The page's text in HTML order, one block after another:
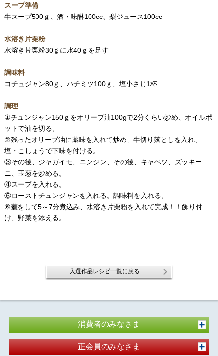
スープ準備
牛スープ500ｇ、酒・味醂100cc、梨ジュース100cc
水溶き片栗粉
水溶き片栗粉30ｇに水40ｇを足す
調味料
コチュジャン80ｇ、ハチミツ100ｇ、塩小さじ1杯
調理
①チュンジャン150ｇをオリーブ油100gで2分くらい炒め、オイルポ
ットで油を切る。
②残ったオリーブ油に薬味を入れて炒め、牛切り落としを入れ、
塩・こしょうで下味を付ける。
③その後、ジャガイモ、ニンジン、その後、キャベツ、ズッキー
ニ、玉葱を炒める。
④スープを入れる。
⑤ローストチュンジャンを入れる。調味料を入れる。
⑥蓋をして5～7分煮込み、水溶き片栗粉を入れて完成！！飾り付
け、野菜を添える。
入選作品レシピ一覧に戻る
消費者のみなさま
正会員のみなさま